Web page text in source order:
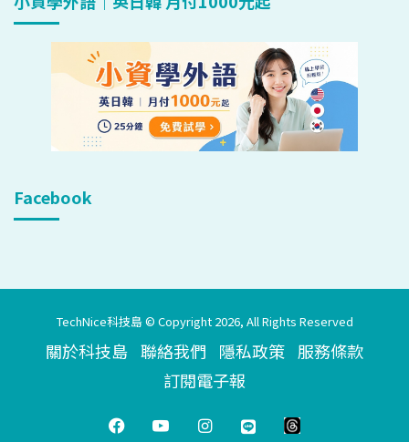
Facebook
TechNice科技島 © Copyright 2026, All Rights Reserved
關於科技島 聯絡我們 隱私政策 服務條款
訂閱電子報